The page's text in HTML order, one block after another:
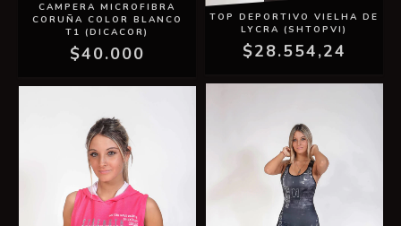
CAMPERA MICROFIBRA
CORUÑA COLOR BLANCO
T1 (DICACOR)
$40.000
TOP DEPORTIVO VIELHA DE
LYCRA (SHTOPVI)
$28.554,24